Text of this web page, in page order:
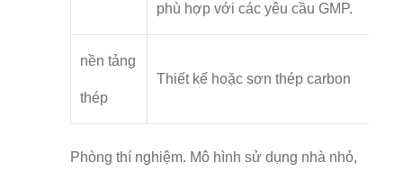
phù hợp với các yêu cầu GMP.
nền tảng
thép
Thiết kế hoặc sơn thép carbon
Phòng thí nghiệm. Mô hình sử dụng nhà nhỏ,